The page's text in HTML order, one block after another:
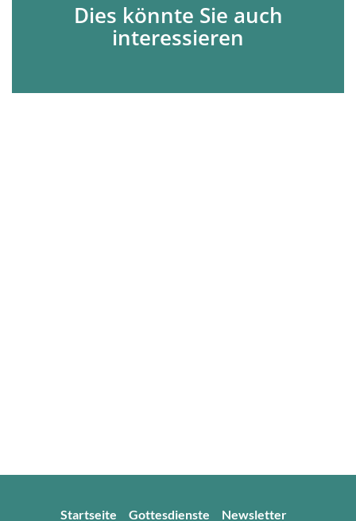
Dies könnte Sie auch
interessieren
Startseite Gottesdienste Newsletter